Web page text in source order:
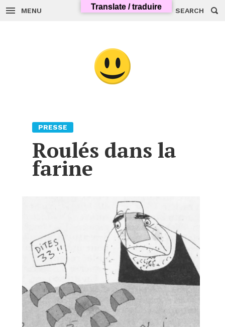
to
MENU SEARCH
PRESSE
Roulés dans la
farine
Translate / traduire